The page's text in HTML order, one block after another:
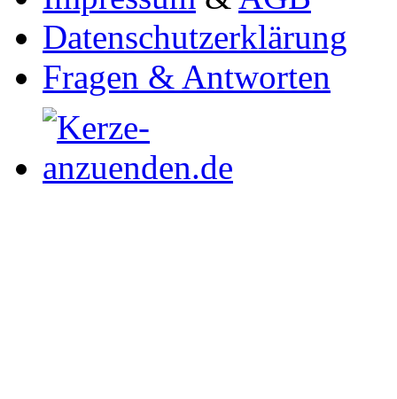
Datenschutzerklärung
Fragen & Antworten